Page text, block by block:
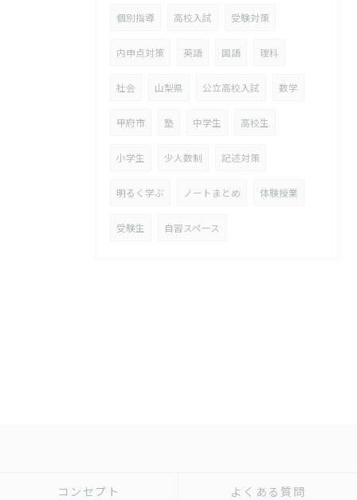
個別指導 高校入試 受験対策
内申点対策 英語 国語 理科
社会 山梨県 公立高校入試 数学
甲府市 塾 中学生 高校生
小学生 少人数制 記述対策
明るく学ぶ ノートまとめ 体験授業
受験生 自習スペース
コンセプト よくある質問